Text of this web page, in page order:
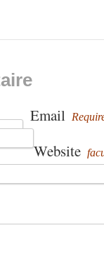
Email
Website